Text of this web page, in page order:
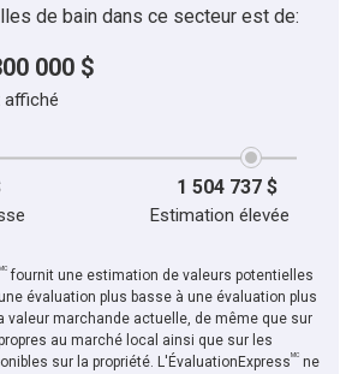
de bain dans ce secteur est de:
000 $
affiché
1 504 737 $
Estimation élevée
MCfournit une estimation de valeurs potentielles
évaluation plus basse à une évaluation plus
valeur marchande actuelle, de même que sur
au marché local ainsi que sur les
sur la propriété. L'ÉvaluationExpressMC ne